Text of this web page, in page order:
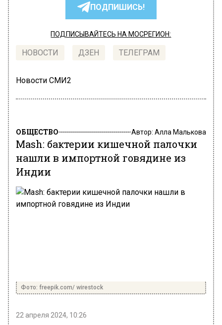
ПОДПИШИСЬ!
ПОДПИСЫВАЙТЕСЬ НА МОСРЕГИОН:
НОВОСТИ ДЗЕН ТЕЛЕГРАМ
Новости СМИ2
ОБЩЕСТВО Автор: Алла Малькова
Mash: бактерии кишечной палочки
нашли в импортной говядине из
Индии
Фото: freepik.com/ wirestock
22 апреля 2024, 10:26